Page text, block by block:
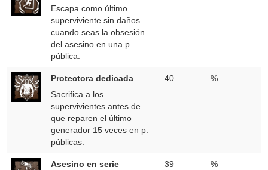
Escapa como último
superviviente sin daños
cuando seas la obsesión
del asesino en una p.
pública.
Protectora dedicada
Sacrifica a los
supervivientes antes de
que reparen el último
generador 15 veces en p.
públicas.
40 %
Asesino en serie
39 %